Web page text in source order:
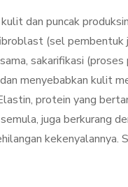
dan puncak
(sel
sakarifikasi
menyebabkan kulit
protein yang
juga berkurang
kekenyalannya.
Stimulator
Satu